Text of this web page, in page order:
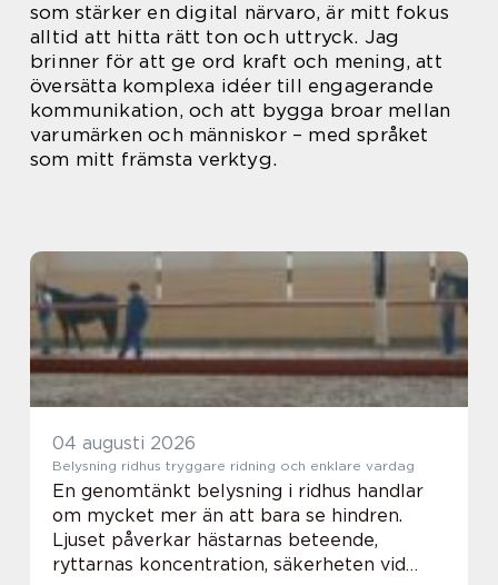
som stärker en digital närvaro, är mitt fokus
alltid att hitta rätt ton och uttryck. Jag
brinner för att ge ord kraft och mening, att
översätta komplexa idéer till engagerande
kommunikation, och att bygga broar mellan
varumärken och människor – med språket
som mitt främsta verktyg.
04 augusti 2026
Belysning ridhus tryggare ridning och enklare vardag
En genomtänkt belysning i ridhus handlar
om mycket mer än att bara se hindren.
Ljuset påverkar hästarnas beteende,
ryttarnas koncentration, säkerheten vid